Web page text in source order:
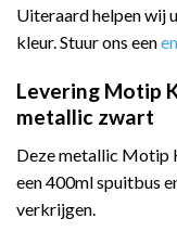
Uiteraard helpen wij
kleur. Stuur ons een
Levering Motip
metallic zwart
Deze metallic Motip
een 400ml spuitbus
verkrijgen.